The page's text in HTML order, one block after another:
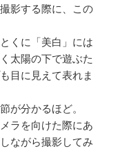
影する際に、この
くに「美白」には
太陽の下で遊ぶた
目に見えて表れま
が分かるほど。
ラを向けた際にあ
ながら撮影してみ